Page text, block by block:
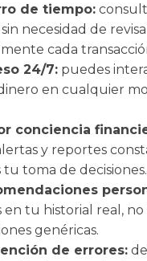
de tiempo:
sin necesidad de
cada
24/7: puedes
en cualquier
conciencia
y reportes
tu toma de decisiones.
en tu historial real, no
genéricas.
de errores: